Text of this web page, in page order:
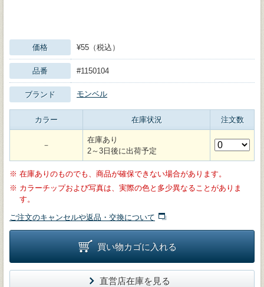
価格 ¥55（税込）
品番 #1150104
ブランド モンベル
カラー 在庫状況 注文数
－
在庫あり
2～3日後に出荷予定
※ 在庫ありのものでも、商品が確保できない場合があります。
※ カラーチップおよび写真は、実際の色と多少異なることがありま
す。
ご注文のキャンセルや返品・交換について
買い物カゴに入れる
直営店在庫を見る